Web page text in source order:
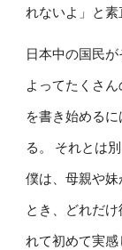
れないよ」と
日本中の国民
よってたくさ
を書き始める
る。 それとは
僕は、母親や
とき、どれだ
れて初めて実